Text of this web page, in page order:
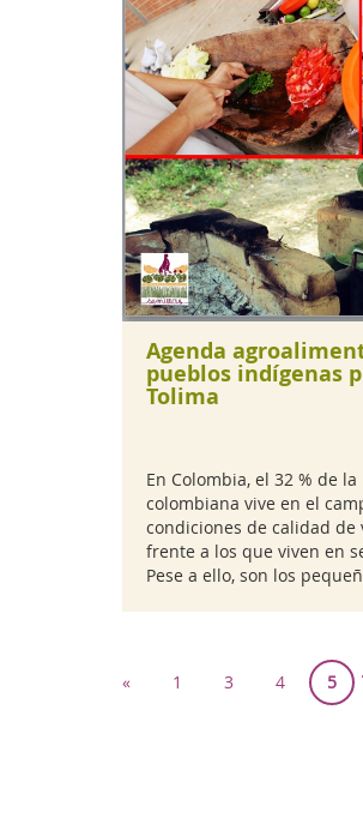
Agenda
pueblos indígenas
Tolima
En Colombia, el 32 % de
colombiana vive en el
condiciones de calidad de
frente a los que viven en
Pese a ello, son los
« 1 3 4 5